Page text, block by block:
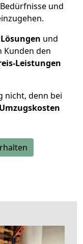
und
und
Kunden den
Leistungen
nicht, denn bei